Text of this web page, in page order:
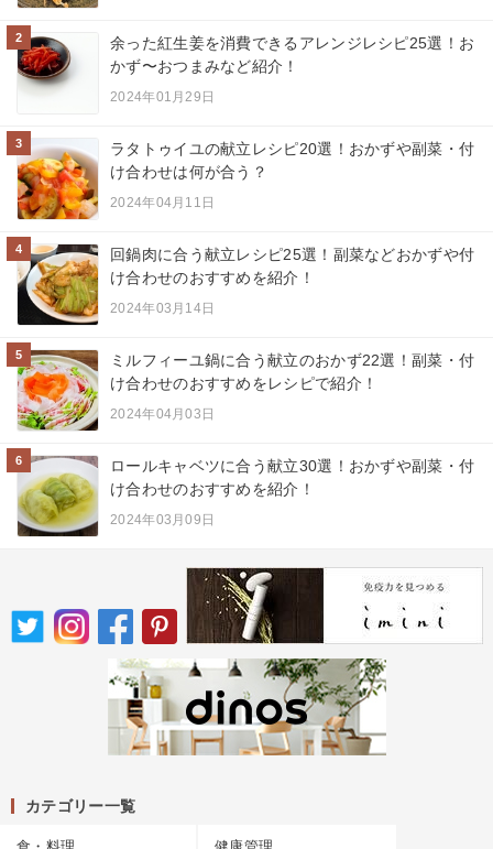
2
余った紅生姜を消費できるアレンジレシピ25選！お
かず〜おつまみなど紹介！
2024年01月29日
3
ラタトゥイユの献立レシピ20選！おかずや副菜・付
け合わせは何が合う？
2024年04月11日
4
回鍋肉に合う献立レシピ25選！副菜などおかずや付
け合わせのおすすめを紹介！
2024年03月14日
5
ミルフィーユ鍋に合う献立のおかず22選！副菜・付
け合わせのおすすめをレシピで紹介！
2024年04月03日
6
ロールキャベツに合う献立30選！おかずや副菜・付
け合わせのおすすめを紹介！
2024年03月09日
カテゴリー一覧
食・料理 健康管理